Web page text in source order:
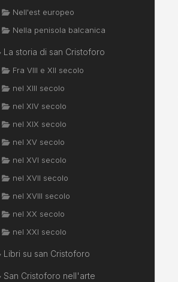
Nell'est europeo
Nella penisola balcanica
La storia di san Cristoforo
Fra VIII e XII secolo
nel XIII secolo
nel XIV secolo
nel XIX secolo
nel XV secolo
nel XVI secolo
nel XVII secolo
nel XVIII secolo
nel XX secolo
nel XXI secolo
Libri su san Cristoforo
San Cristoforo nell'arte